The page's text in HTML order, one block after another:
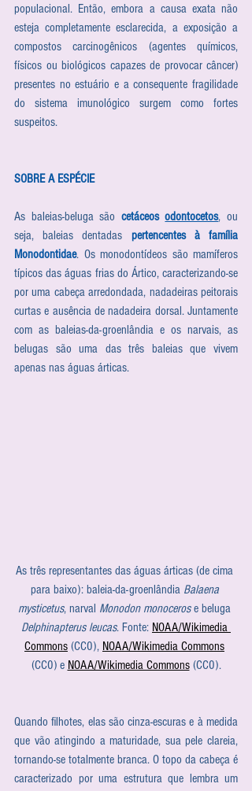
populacional. Então, embora a causa exata não
esteja completamente esclarecida, a exposição a
compostos carcinogênicos (agentes químicos,
físicos ou biológicos capazes de provocar câncer)
presentes no estuário e a consequente fragilidade
do sistema imunológico surgem como fortes
suspeitos.
SOBRE A ESPÉCIE
As baleias-beluga são cetáceos odontocetos, ou
seja, baleias dentadas pertencentes à família
Monodontidae. Os monodontídeos são mamíferos
típicos das águas frias do Ártico, caracterizando-se
por uma cabeça arredondada, nadadeiras peitorais
curtas e ausência de nadadeira dorsal. Juntamente
com as baleias-da-groenlândia e os narvais, as
belugas são uma das três baleias que vivem
apenas nas águas árticas.
As três representantes das águas árticas (de cima
para baixo): baleia-da-groenlândia Balaena
mysticetus, narval Monodon monoceros e beluga
Delphinapterus leucas. Fonte: NOAA/Wikimedia
Commons (CC0), NOAA/Wikimedia Commons
(CC0) e NOAA/Wikimedia Commons (CC0).
Quando filhotes, elas são cinza-escuras e à medida
que vão atingindo a maturidade, sua pele clareia,
tornando-se totalmente branca. O topo da cabeça é
caracterizado por uma estrutura que lembra um